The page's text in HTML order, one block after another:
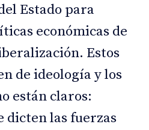
Estado para
económicas de
Estos
de ideología y los
están claros:
dicten las fuerzas